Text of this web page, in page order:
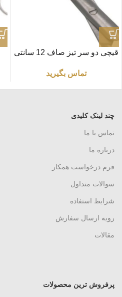
قیچی دو سر تیز صاف 12 سانتی
تماس بگیرید
چند لینک کلیدی
تماس با ما
درباره ما
فرم درخواست همکار
سوالات متداول
شرایط استفاده
رویه ارسال سفارش
مقالات
پرفروش ترین محصولات